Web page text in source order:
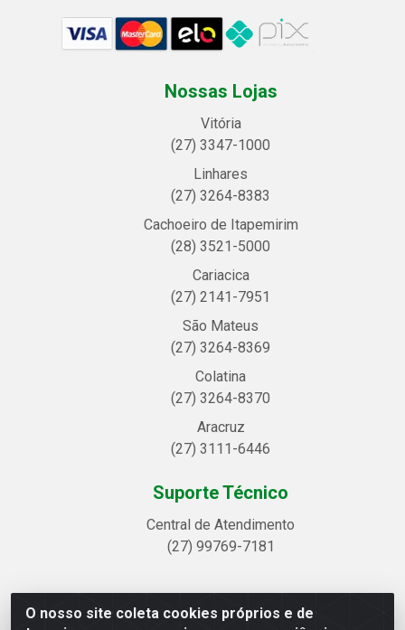
O nosso site coleta cookies próprios e de
Nossas Lojas
Vitória
(27) 3347-1000
Linhares
(27) 3264-8383
Cachoeiro de Itapemirim
(28) 3521-5000
Cariacica
(27) 2141-7951
São Mateus
(27) 3264-8369
Colatina
(27) 3264-8370
Aracruz
(27) 3111-6446
Suporte Técnico
Central de Atendimento
(27) 99769-7181
Linhavix Distribuidora LTDA - Avenida Alegre, 2521 -